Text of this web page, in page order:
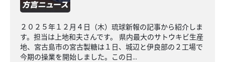
２０２５年１２月４日（木）琉球新報の記事から紹介しま
す。担当は上地和夫さんです。 県内最大のサトウキビ生産
地、宮古島市の宮古製糖は１日、城辺と伊良部の２工場で
今期の操業を開始しました。この日...